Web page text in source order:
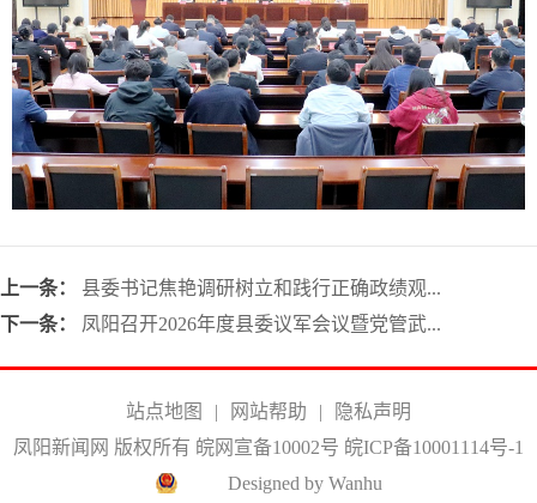
上一条：
县委书记焦艳调研树立和践行正确政绩观...
下一条：
凤阳召开2026年度县委议军会议暨党管武...
站点地图 | 网站帮助 |
隐私声明
凤阳新闻网 版权所有 皖网宣备10002号 皖ICP备10001114号-1
Designed by Wanhu